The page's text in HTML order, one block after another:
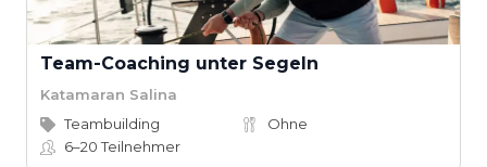
Team-Coaching unter Segeln
Katamaran Salina
Teambuilding
Ohne
6–20Teilnehmer